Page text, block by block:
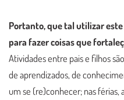
Portanto, que tal utilizar
para fazer coisas que
Atividades entre pais e filhos
de aprendizados, de
um se (re)conhecer; nas férias,